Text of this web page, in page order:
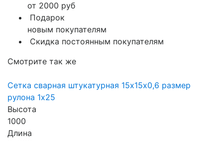
от 2000 руб
Подарок
новым покупателям
Скидка постоянным покупателям
Смотрите так же
Сетка сварная штукатурная 15х15х0,6 размер
рулона 1х25
Высота
1000
Длина